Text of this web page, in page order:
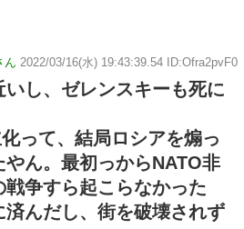
ん 2022/03/16(水) 19:43:39.54 ID:Ofra2pvF0
いし、ゼレンスキーも死に
って、結局ロシアを煽っ
ん。最初っからNATO非
争すら起こらなかった
済んだし、街を破壊されず